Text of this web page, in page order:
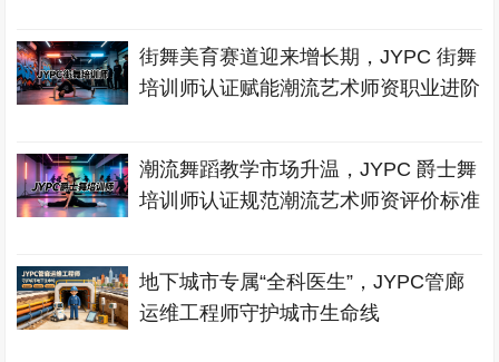
街舞美育赛道迎来增长期，JYPC 街舞
培训师认证赋能潮流艺术师资职业进阶
潮流舞蹈教学市场升温，JYPC 爵士舞
培训师认证规范潮流艺术师资评价标准
地下城市专属“全科医生”，JYPC管廊
运维工程师守护城市生命线